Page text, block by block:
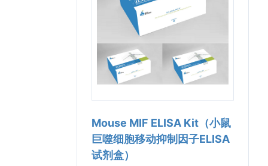
Mouse MIF ELISA Kit（小鼠
巨噬细胞移动抑制因子ELISA
试剂盒）